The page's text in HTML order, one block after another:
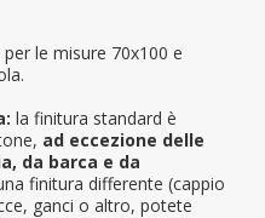
le misure 70x100 e
la finitura standard è
ad eccezione delle
da barca e da
finitura differente (cappio
ganci o altro, potete